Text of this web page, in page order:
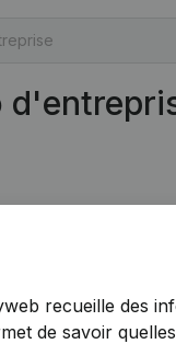
recueille des
de savoir